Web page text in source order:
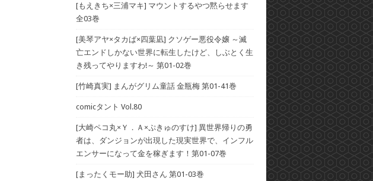
[もえきち×三浦マキ] マウントするやつ黙らせます
全03巻
[美琴アヤ×タカば×四葉凪] クソゲー悪役令嬢 ～滅
亡エンドしかない世界に転生したけど、しぶとく生
き残ってやりますわ!～ 第01-02巻
[竹崎真実] まんがグリム童話 金瓶梅 第01-41巻
comicタント Vol.80
[大崎ペコ丸×Ｙ．Ａ×ぷきゅのすけ] 異世界帰りの勇
者は、ダンジョンが出現した現実世界で、インフル
エンサーになって金を稼ぎます！第01-07巻
[まったくモー助] 犬田さん 第01-03巻